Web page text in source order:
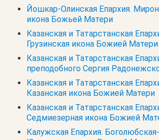
Йошкар-Олинская Епархия.
икона Божьей Матери
Казанская и Татарстанская
Грузинская икона Божией Матери
Казанская и Татарстанская
преподобного Сергия
Казанская и Татарстанская
Казанская икона Божией Матери
Казанская и Татарстанская
Седмиезерная икона Божией
Калужская Епархия. Боголюбская-